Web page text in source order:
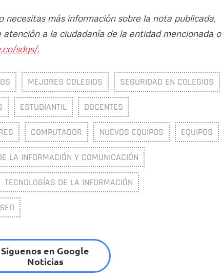
necesitas más información sobre la nota publicada,
a la ciudadanía de la entidad mencionada o
sdqs/.
MEJORES COLEGIOS SEGURIDAD EN COLEGIOS
ESTUDIANTIL DOCENTES
COMPUTADOR NUEVOS EQUIPOS EQUIPOS
LA INFORMACIÓN Y COMUNICACIÓN
TECNOLOGÍAS DE LA INFORMACIÓN
Síguenos en Google
Noticias